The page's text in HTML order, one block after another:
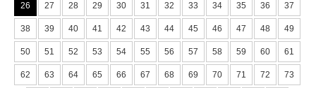
26 27 28 29 30 31 32 33 34 35 36 37
38 39 40 41 42 43 44 45 46 47 48 49
50 51 52 53 54 55 56 57 58 59 60 61
62 63 64 65 66 67 68 69 70 71 72 73